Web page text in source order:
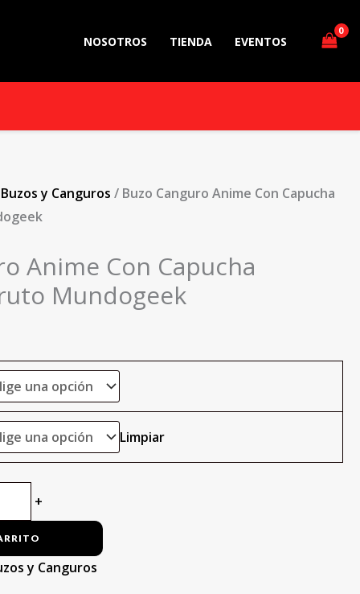
NOSOTROS TIENDA EVENTOS
Buzos y Canguros / Buzo Canguro Anime Con Capucha
Anime Con Capucha
Mundogeek
Limpiar
+
y Canguros